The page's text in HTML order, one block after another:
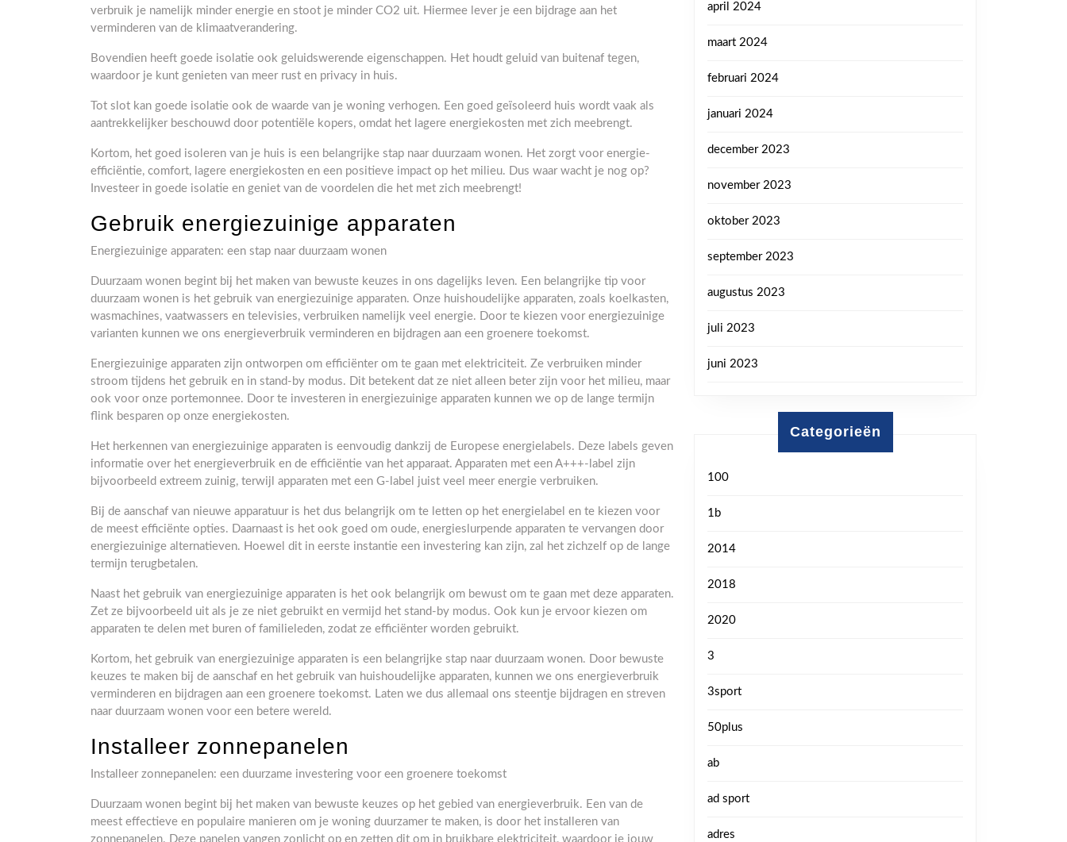
verbruik je namelijk minder energie en stoot je minder CO2 uit. Hiermee lever je een bijdrage aan het
verminderen van de klimaatverandering.
Bovendien heeft goede isolatie ook geluidswerende eigenschappen. Het houdt geluid van buitenaf tegen,
waardoor je kunt genieten van meer rust en privacy in huis.
Tot slot kan goede isolatie ook de waarde van je woning verhogen. Een goed geïsoleerd huis wordt vaak als
aantrekkelijker beschouwd door potentiële kopers, omdat het lagere energiekosten met zich meebrengt.
Kortom, het goed isoleren van je huis is een belangrijke stap naar duurzaam wonen. Het zorgt voor energie-
efficiëntie, comfort, lagere energiekosten en een positieve impact op het milieu. Dus waar wacht je nog op?
Investeer in goede isolatie en geniet van de voordelen die het met zich meebrengt!
Gebruik energiezuinige apparaten
Energiezuinige apparaten: een stap naar duurzaam wonen
Duurzaam wonen begint bij het maken van bewuste keuzes in ons dagelijks leven. Een belangrijke tip voor
duurzaam wonen is het gebruik van energiezuinige apparaten. Onze huishoudelijke apparaten, zoals koelkasten,
wasmachines, vaatwassers en televisies, verbruiken namelijk veel energie. Door te kiezen voor energiezuinige
varianten kunnen we ons energieverbruik verminderen en bijdragen aan een groenere toekomst.
Energiezuinige apparaten zijn ontworpen om efficiënter om te gaan met elektriciteit. Ze verbruiken minder
stroom tijdens het gebruik en in stand-by modus. Dit betekent dat ze niet alleen beter zijn voor het milieu, maar
ook voor onze portemonnee. Door te investeren in energiezuinige apparaten kunnen we op de lange termijn
flink besparen op onze energiekosten.
Het herkennen van energiezuinige apparaten is eenvoudig dankzij de Europese energielabels. Deze labels geven
informatie over het energieverbruik en de efficiëntie van het apparaat. Apparaten met een A+++-label zijn
bijvoorbeeld extreem zuinig, terwijl apparaten met een G-label juist veel meer energie verbruiken.
Bij de aanschaf van nieuwe apparatuur is het dus belangrijk om te letten op het energielabel en te kiezen voor
de meest efficiënte opties. Daarnaast is het ook goed om oude, energieslurpende apparaten te vervangen door
energiezuinige alternatieven. Hoewel dit in eerste instantie een investering kan zijn, zal het zichzelf op de lange
termijn terugbetalen.
Naast het gebruik van energiezuinige apparaten is het ook belangrijk om bewust om te gaan met deze apparaten.
Zet ze bijvoorbeeld uit als je ze niet gebruikt en vermijd het stand-by modus. Ook kun je ervoor kiezen om
apparaten te delen met buren of familieleden, zodat ze efficiënter worden gebruikt.
Kortom, het gebruik van energiezuinige apparaten is een belangrijke stap naar duurzaam wonen. Door bewuste
keuzes te maken bij de aanschaf en het gebruik van huishoudelijke apparaten, kunnen we ons energieverbruik
verminderen en bijdragen aan een groenere toekomst. Laten we dus allemaal ons steentje bijdragen en streven
naar duurzaam wonen voor een betere wereld.
Installeer zonnepanelen
Installeer zonnepanelen: een duurzame investering voor een groenere toekomst
Duurzaam wonen begint bij het maken van bewuste keuzes op het gebied van energieverbruik. Een van de
meest effectieve en populaire manieren om je woning duurzamer te maken, is door het installeren van
zonnepanelen. Deze panelen vangen zonlicht op en zetten dit om in bruikbare elektriciteit, waardoor je jouw
april 2024
maart 2024
februari 2024
januari 2024
december 2023
november 2023
oktober 2023
september 2023
augustus 2023
juli 2023
juni 2023
Categorieën
100
1b
2014
2018
2020
3
3sport
50plus
ab
ad sport
adres